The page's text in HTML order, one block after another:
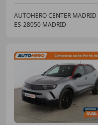
AUTOHERO CENTER MADRID
ES-28050 MADRID